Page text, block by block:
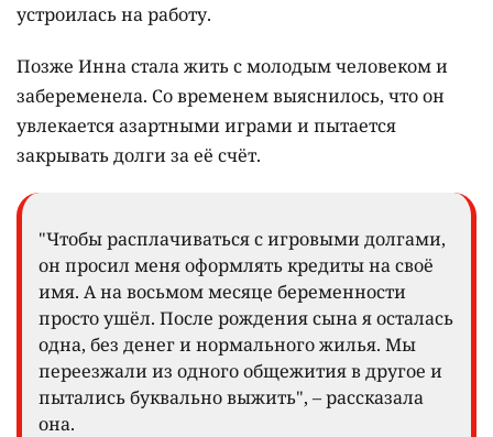
устроилась на работу.
Позже Инна стала жить с молодым человеком и
забеременела. Со временем выяснилось, что он
увлекается азартными играми и пытается
закрывать долги за её счёт.
"Чтобы расплачиваться с игровыми долгами,
он просил меня оформлять кредиты на своё
имя. А на восьмом месяце беременности
просто ушёл. После рождения сына я осталась
одна, без денег и нормального жилья. Мы
переезжали из одного общежития в другое и
пытались буквально выжить", – рассказала
она.